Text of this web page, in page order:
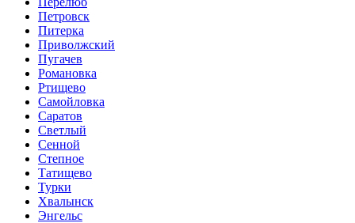
Петровск
Питерка
Приволжский
Пугачев
Романовка
Ртищево
Самойловка
Саратов
Светлый
Сенной
Степное
Татищево
Турки
Хвалынск
Энгельс